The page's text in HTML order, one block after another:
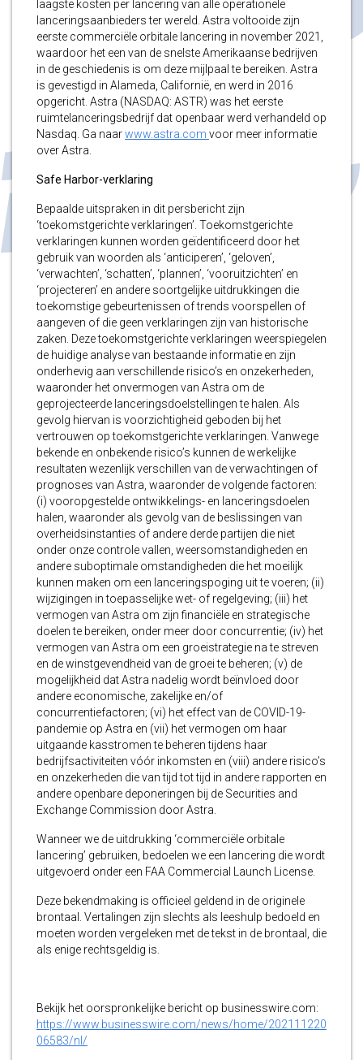
laagste kosten per lancering van alle operationele
lanceringsaanbieders ter wereld. Astra voltooide zijn
eerste commerciële orbitale lancering in november 2021,
waardoor het een van de snelste Amerikaanse bedrijven
in de geschiedenis is om deze mijlpaal te bereiken. Astra
is gevestigd in Alameda, Californië, en werd in 2016
opgericht. Astra (NASDAQ: ASTR) was het eerste
ruimtelanceringsbedrijf dat openbaar werd verhandeld op
Nasdaq. Ga naarwww.astra.com voor meer informatie
over Astra.
Safe Harbor-verklaring
Bepaalde uitspraken in dit persbericht zijn
‘toekomstgerichte verklaringen’. Toekomstgerichte
verklaringen kunnen worden geïdentificeerd door het
gebruik van woorden als ‘anticiperen’, ‘geloven’,
‘verwachten’, ‘schatten’, ‘plannen’, ‘vooruitzichten’ en
‘projecteren’ en andere soortgelijke uitdrukkingen die
toekomstige gebeurtenissen of trends voorspellen of
aangeven of die geen verklaringen zijn van historische
zaken. Deze toekomstgerichte verklaringen weerspiegelen
de huidige analyse van bestaande informatie en zijn
onderhevig aan verschillende risico’s en onzekerheden,
waaronder het onvermogen van Astra om de
geprojecteerde lanceringsdoelstellingen te halen. Als
gevolg hiervan is voorzichtigheid geboden bij het
vertrouwen op toekomstgerichte verklaringen. Vanwege
bekende en onbekende risico’s kunnen de werkelijke
resultaten wezenlijk verschillen van de verwachtingen of
prognoses van Astra, waaronder de volgende factoren:
(i) vooropgestelde ontwikkelings- en lanceringsdoelen
halen, waaronder als gevolg van de beslissingen van
overheidsinstanties of andere derde partijen die niet
onder onze controle vallen, weersomstandigheden en
andere suboptimale omstandigheden die het moeilijk
kunnen maken om een lanceringspoging uit te voeren; (ii)
wijzigingen in toepasselijke wet- of regelgeving; (iii) het
vermogen van Astra om zijn financiële en strategische
doelen te bereiken, onder meer door concurrentie; (iv) het
vermogen van Astra om een groeistrategie na te streven
en de winstgevendheid van de groei te beheren; (v) de
mogelijkheid dat Astra nadelig wordt beïnvloed door
andere economische, zakelijke en/of
concurrentiefactoren; (vi) het effect van de COVID-19-
pandemie op Astra en (vii) het vermogen om haar
uitgaande kasstromen te beheren tijdens haar
bedrijfsactiviteiten vóór inkomsten en (viii) andere risico’s
en onzekerheden die van tijd tot tijd in andere rapporten en
andere openbare deponeringen bij de Securities and
Exchange Commission door Astra.
Wanneer we de uitdrukking ‘commerciële orbitale
lancering’ gebruiken, bedoelen we een lancering die wordt
uitgevoerd onder een FAA Commercial Launch License.
Deze bekendmaking is officieel geldend in de originele
brontaal. Vertalingen zijn slechts als leeshulp bedoeld en
moeten worden vergeleken met de tekst in de brontaal, die
als enige rechtsgeldig is.
Bekijk het oorspronkelijke bericht op businesswire.com:
https://www.businesswire.com/news/home/202111220
06583/nl/